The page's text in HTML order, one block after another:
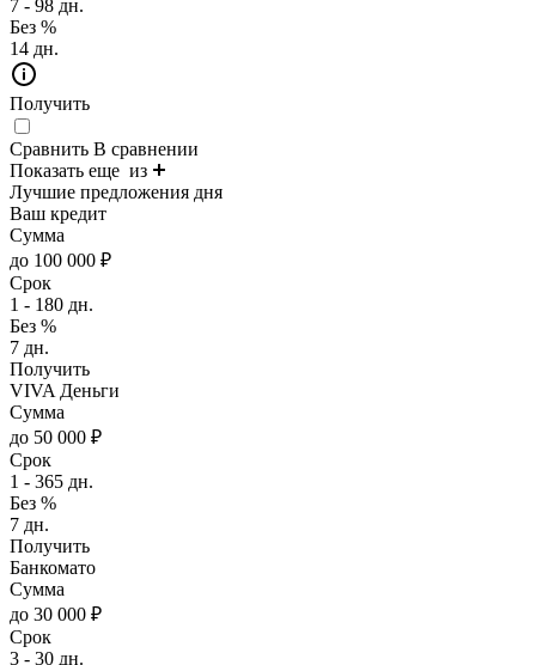
7 - 98 дн.
Без %
14 дн.
Получить
Сравнить В сравнении
Показать еще из
Лучшие предложения дня
Ваш кредит
Сумма
до 100 000 ₽
Срок
1 - 180 дн.
Без %
7 дн.
Получить
VIVA Деньги
Сумма
до 50 000 ₽
Срок
1 - 365 дн.
Без %
7 дн.
Получить
Банкомато
Сумма
до 30 000 ₽
Срок
3 - 30 дн.